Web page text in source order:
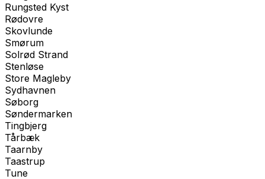
Rungsted Kyst
Rødovre
Skovlunde
Smørum
Solrød Strand
Stenløse
Store Magleby
Sydhavnen
Søborg
Søndermarken
Tingbjerg
Tårbæk
Taarnby
Taastrup
Tune